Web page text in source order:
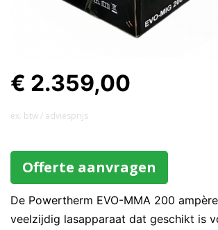
€ 2.359,00
ex. btw / adviesprijs
Offerte aanvragen
De Powertherm EVO-MMA 200
veelzijdig lasapparaat dat geschikt is